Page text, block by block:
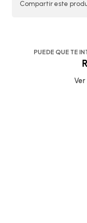
Compartir este
PUEDE QUE TE